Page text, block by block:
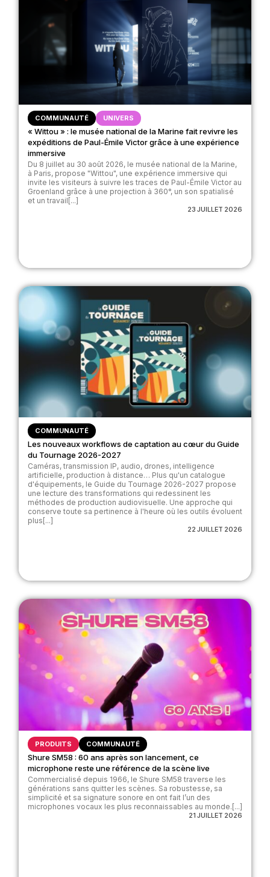
COMMUNAUTÉ UNIVERS
« Wittou » : le musée national de la Marine fait revivre les
expéditions de Paul-Émile Victor grâce à une expérience
immersive
Du 8 juillet au 30 août 2026, le musée national de la Marine,
à Paris, propose "Wittou", une expérience immersive qui
invite les visiteurs à suivre les traces de Paul-Émile Victor au
Groenland grâce à une projection à 360°, un son spatialisé
et un travail[...]
23 JUILLET 2026
COMMUNAUTÉ
Les nouveaux workflows de captation au cœur du Guide
du Tournage 2026-2027
Caméras, transmission IP, audio, drones, intelligence
artificielle, production à distance… Plus qu'un catalogue
d'équipements, le Guide du Tournage 2026-2027 propose
une lecture des transformations qui redessinent les
méthodes de production audiovisuelle. Une approche qui
conserve toute sa pertinence à l'heure où les outils évoluent
plus[...]
22 JUILLET 2026
PRODUITS COMMUNAUTÉ
Shure SM58 : 60 ans après son lancement, ce
microphone reste une référence de la scène live
Commercialisé depuis 1966, le Shure SM58 traverse les
générations sans quitter les scènes. Sa robustesse, sa
simplicité et sa signature sonore en ont fait l’un des
microphones vocaux les plus reconnaissables au monde.[...]
21 JUILLET 2026